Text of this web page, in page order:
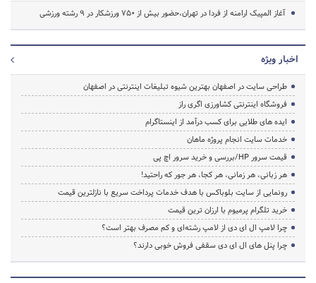
آغاز المپیک ارامنه از فردا در تهران،حضور بیش از 750 ورزشکار در 9 رشته ورزشی
اخبار ویژه
طراحی سایت در اصفهان بهترین شیوه تبلیغات اینترنتی در اصفهان
فروشگاه اینترنتی کشاورزی اگری راز
ایده های طلایی برای کسب درآمد از اینستاگرام
خدمات سایت انجام پروژه ماهان
قیمت سرور HP/بررسی و خرید سرور اچ پی
هر زبانی، هر زمانی، هر کجا، هر جور که راحتید!
رونمایی از سایت بلوباکس با هدف خدمات پرداخت سریع با نازلترین قیمت
خرید تلگرام پرمیوم با ارزان ترین قیمت
چرا لامپ ال ای دی از لامپ رشته‌ای و کم مصرف بهتر است؟
چرا پنل های ال ای دی سقفی فروش خوبی دارند؟